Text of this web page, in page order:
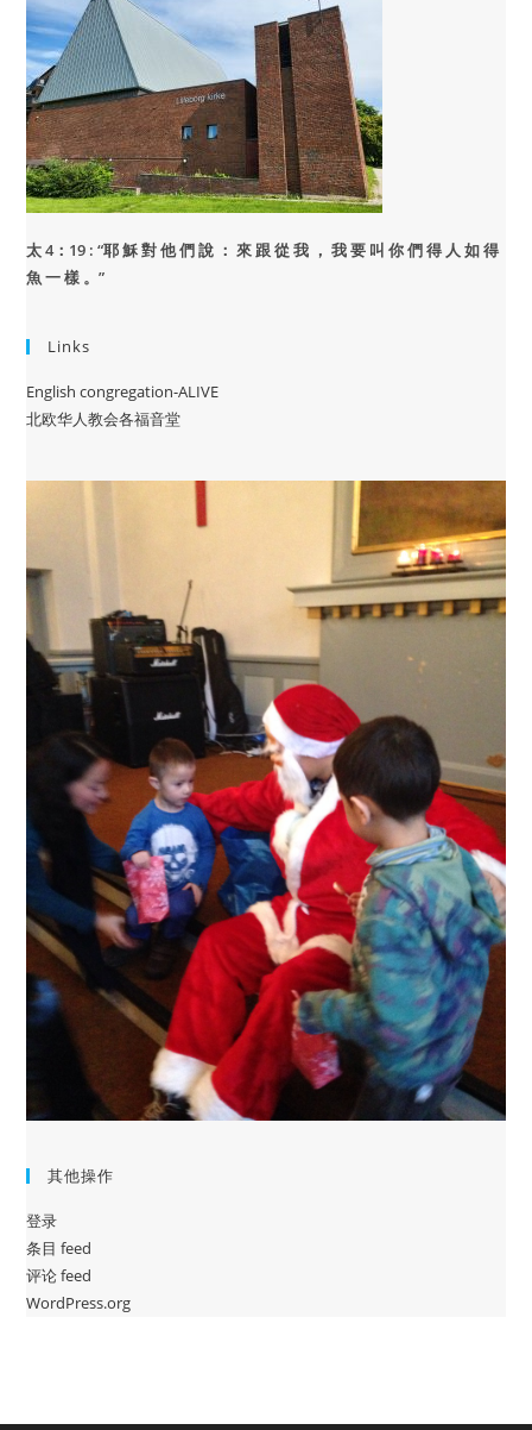
太 4：19 : “耶 穌 對 他 們 說 ： 來 跟 從 我 ， 我 要 叫 你 們 得 人 如 得
魚 一 樣 。”
Links
English congregation-ALIVE
北欧华人教会各福音堂
其他操作
登录
条目 feed
评论 feed
WordPress.org